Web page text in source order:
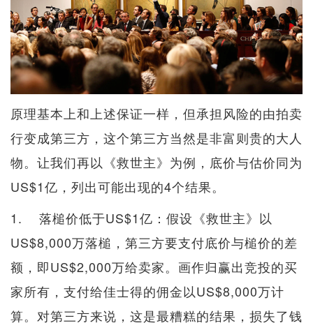
原理基本上和上述保证一样，但承担风险的由拍卖
行变成第三方，这个第三方当然是非富则贵的大人
物。让我们再以《救世主》为例，底价与估价同为
US$1亿，列出可能出现的4个结果。
1. 落槌价低于US$1亿：假设《救世主》以
US$8,000万落槌，第三方要支付底价与槌价的差
额，即US$2,000万给卖家。画作归赢出竞投的买
家所有，支付给佳士得的佣金以US$8,000万计
算。对第三方来说，这是最糟糕的结果，损失了钱